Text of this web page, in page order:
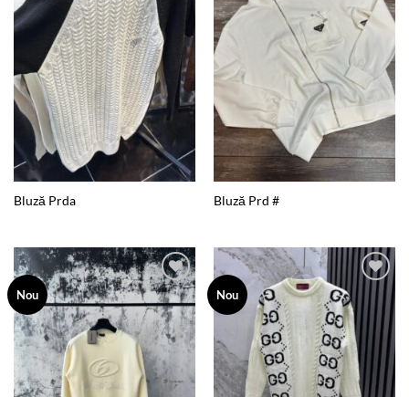
Add to
wishlist
Bluză Prda
Add to
wishlist
Bluză Prd #
Nou
Add to
wishlist
Nou
Add to
wishlist